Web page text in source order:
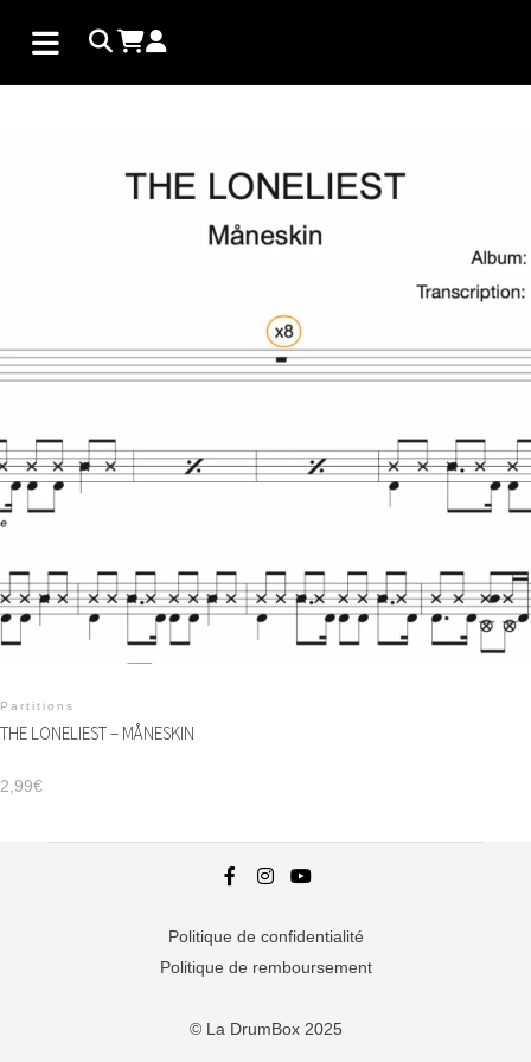
Partitions
THE LONELIEST – MÅNESKIN
2,99€
Politique de confidentialité
Politique de remboursement
© La DrumBox 2025